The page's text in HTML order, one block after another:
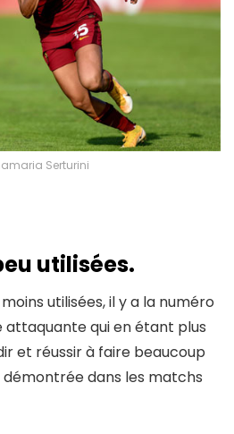
Serturini
utilisées.
utilisées, il y a la numéro
attaquante qui en étant plus
et réussir à faire beaucoup
démontrée dans les matchs